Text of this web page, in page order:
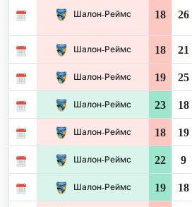
Шалон-Реймс 18 26
Шалон-Реймс 18 21
Шалон-Реймс 19 25
Шалон-Реймс 23 18
Шалон-Реймс 18 19
Шалон-Реймс 22 9
Шалон-Реймс 19 18